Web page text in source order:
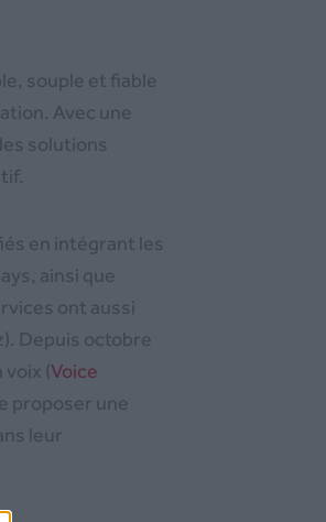
souple et fiable
Avec une
solutions
en intégrant les
ainsi que
ont aussi
Depuis octobre
voix (Voice
proposer une
leur